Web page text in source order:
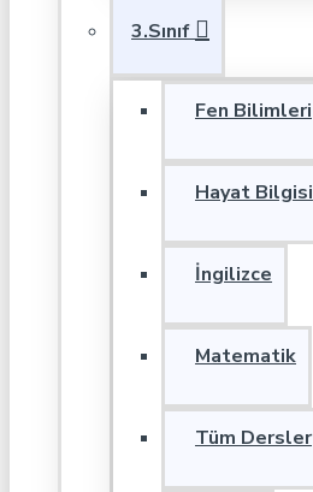
3.Sınıf
Fen Bilimleri
Hayat Bilgisi
İngilizce
Matematik
Tüm Dersler